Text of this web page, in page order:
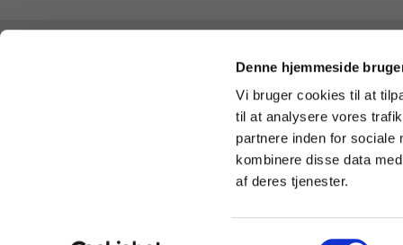
Denne hjemmeside
Vi bruger cookies til at
til at analysere vores
partnere inden for sociale
kombinere disse data
af deres tjenester.